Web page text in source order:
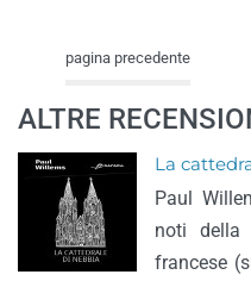
pagina precedente
ALTRE
La
Paul
noti della
francese